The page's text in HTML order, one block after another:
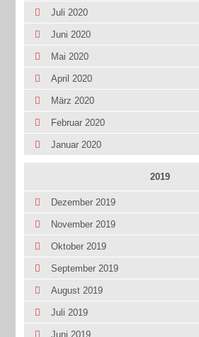
Juli 2020
Juni 2020
Mai 2020
April 2020
März 2020
Februar 2020
Januar 2020
2019
Dezember 2019
November 2019
Oktober 2019
September 2019
August 2019
Juli 2019
Juni 2019